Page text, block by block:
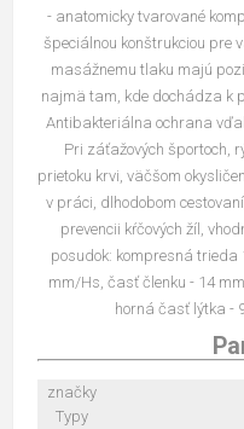
- anatomicky tvarované
špeciálnou konštrukciou pre
masážnemu tlaku majú
najmä tam, kde dochádza k
Antibakteriálna ochrana
Pri záťažových športoch,
prietoku krvi, väčšom
v práci, dlhodobom
prevencii kŕčových žíl,
posudok: kompresná
mm/Hs, časť členku - 14
horná časť lýtka -
značky
Typy